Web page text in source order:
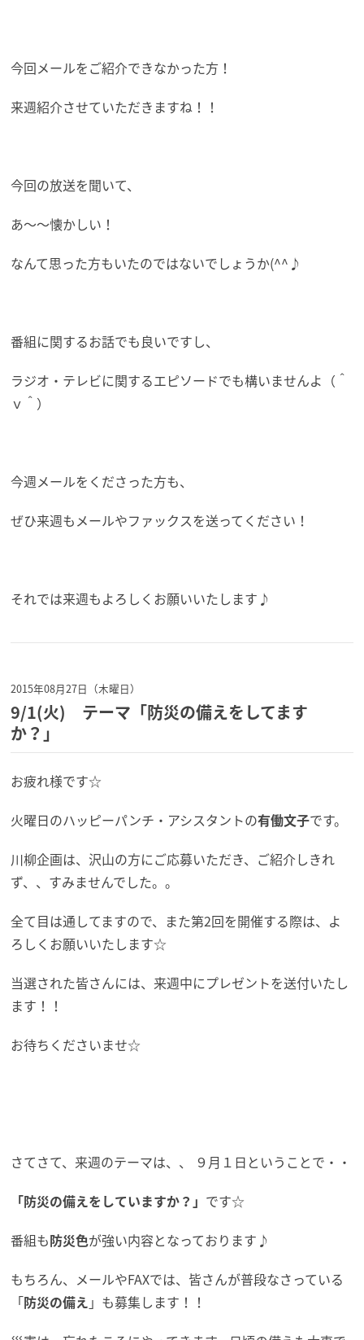
今回メールをご紹介できなかった方！
来週紹介させていただきますね！！
今回の放送を聞いて、
あ～～懐かしい！
なんて思った方もいたのではないでしょうか(^^♪
番組に関するお話でも良いですし、
ラジオ・テレビに関するエピソードでも構いませんよ（＾
ｖ＾）
今週メールをくださった方も、
ぜひ来週もメールやファックスを送ってください！
それでは来週もよろしくお願いいたします♪
2015年08月27日（木曜日）
9/1(火) テーマ「防災の備えをしてます
か？」
お疲れ様です☆
火曜日のハッピーパンチ・アシスタントの有働文子です。
川柳企画は、沢山の方にご応募いただき、ご紹介しきれ
ず、、すみませんでした。。
全て目は通してますので、また第2回を開催する際は、よ
ろしくお願いいたします☆
当選された皆さんには、来週中にプレゼントを送付いたし
ます！！
お待ちくださいませ☆
さてさて、来週のテーマは、、 ９月１日ということで・・
「防災の備えをしていますか？」 です☆
番組も防災色が強い内容となっております♪
もちろん、メールやFAXでは、皆さんが普段なさっている
「防災の備え 」も募集します！！